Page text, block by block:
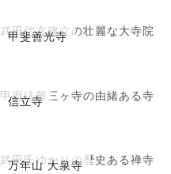
甲斐善光寺
武田信玄建立の壮麗な大寺院
信立寺
甲府法華三ヶ寺の由緒ある寺
万年山 大泉寺
武田氏ゆかりの歴史ある禅寺